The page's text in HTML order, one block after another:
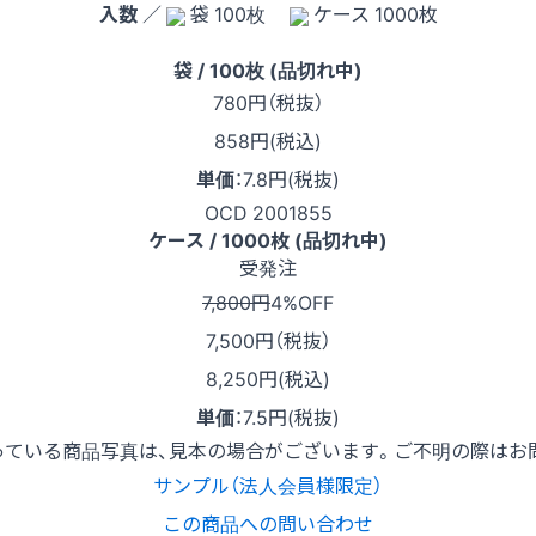
入数／ 袋 100枚
ケース 1000枚
袋 / 100枚 (品切れ中)
780円（税抜）
858円(税込)
単価：7.8円(税抜)
OCD 2001855
ケース / 1000枚 (品切れ中)
受発注
7,800円4%OFF
7,500円（税抜）
8,250円(税込)
単価：7.5円(税抜)
いる商品写真は、見本の場合がございます。ご不明の際はお
サンプル（法人会員様限定）
この商品への問い合わせ